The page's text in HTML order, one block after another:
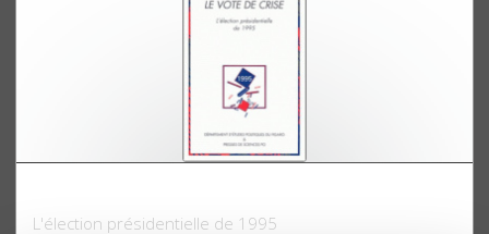
L'élection présidentielle de 1995